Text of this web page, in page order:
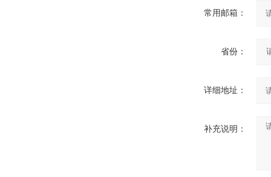
常用邮箱：
省份：
详细地址：
补充说明：